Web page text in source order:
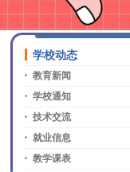
学校动态
教育新闻
学校通知
技术交流
就业信息
教学课表